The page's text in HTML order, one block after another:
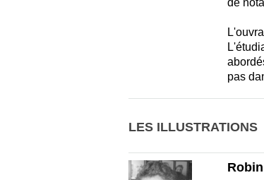
de
pas
LES ILLUSTRATIONS